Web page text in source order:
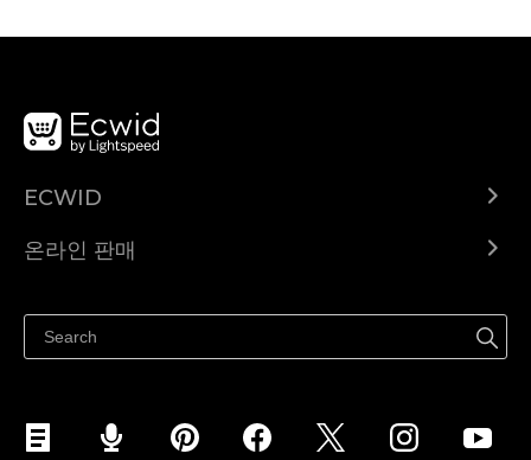
ECWID
도움말 센터
온라인 판매
페이스북에서 판매하기
인스타그램에서 판매하기